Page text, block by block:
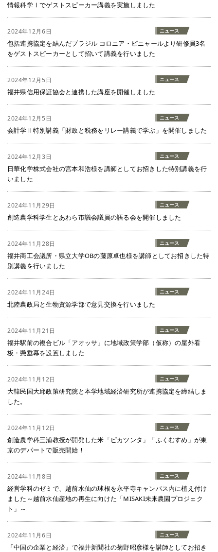
情報科学Ⅰでゲストスピーカー講義を実施しました
2024年12月6日 ニュース
包括連携協定を結んだブラジル コロニア・ピニャールより研修員3名
をゲストスピーカーとして招いて講義を行いました
2024年12月5日 ニュース
福井県信用保証協会と連携した講座を開催しました
2024年12月5日 ニュース
会計学Ⅱ特別講義「財政と税務をリレー講義で学ぶ」を開催しました
2024年12月3日 ニュース
日華化学株式会社の宮本和浩様を講師としてお招きした特別講義を行
いました
2024年11月29日 ニュース
創造農学科学生とあわら市議会議員の語る会を開催しました
2024年11月28日 ニュース
福井商工会議所・県立大学OBの藤原卓也様を講師としてお招きした特
別講義を行いました
2024年11月24日 ニュース
北陸農政局と生物資源学部で意見交換を行いました
2024年11月21日 ニュース
福井駅前の複合ビル「アオッサ」に地域政策学部（仮称）の屋外看
板・懸垂幕を設置しました
2024年11月12日 ニュース
大韓民国大邱政策研究院と本学地域経済研究所が連携協定を締結しま
した。
2024年11月12日 ニュース
創造農学科三浦教授が開発した米「ピカツンタ」「ふくむすめ」が東
京のデパートで販売開始！
2024年11月8日 ニュース
経営学科のゼミで、越前水仙の球根を永平寺キャンパス内に植え付け
ました～越前水仙産地の再生に向けた「MISAKI未来農園プロジェク
ト」～
2024年11月6日 ニュース
「中国の企業と経済」で福井新聞社の菊野昭彦様を講師としてお招き